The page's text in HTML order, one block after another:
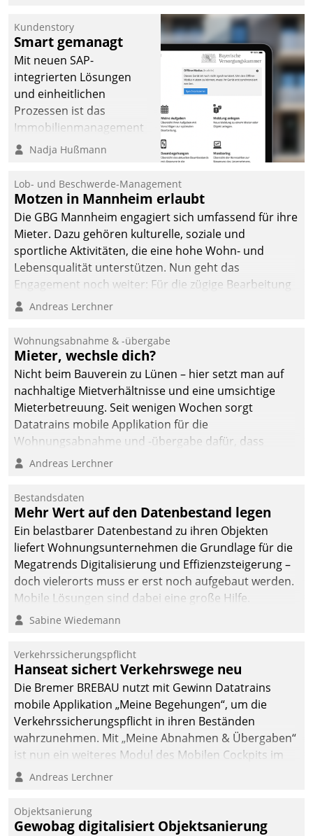
Kundenstory
Smart gemanagt
Mit neuen SAP-
integrierten Lösungen
und einheitlichen
Prozessen ist das
Immobilienmanagement
der Bayerischen
Ressort Kapitalanlage für
künftige Aufgaben und
Herausforderungen
gerüstet.
Nadja Hußmann
Lob- und Beschwerde-Management
Motzen in Mannheim erlaubt
Die GBG Mannheim engagiert sich umfassend für ihre
Mieter. Dazu gehören kulturelle, soziale und
sportliche Aktivitäten, die eine hohe Wohn- und
Lebensqualität unterstützen. Nun geht das
Engagement noch weiter: Für die zügige Bearbeitung
von Beschwerden – oder Lob – richtet das
und Beschwerde-Management einen eigenen Kanal
ein.
Andreas Lerchner
Wohnungsabnahme & -übergabe
Mieter, wechsle dich?
Nicht beim Bauverein zu Lünen – hier setzt man auf
nachhaltige Mietverhältnisse und eine umsichtige
Mieterbetreuung. Seit wenigen Wochen sorgt
Datatrains mobile Applikation für die
Wohnungsabnahme und -übergabe dafür, dass
Mieter wohlgeordnet kommen und, so es sein muss,
Andreas Lerchner
Bestandsdaten
Mehr Wert auf den Datenbestand legen
Ein belastbarer Datenbestand zu ihren Objekten
liefert Wohnungsunternehmen die Grundlage für die
Megatrends Digitalisierung und Effizienzsteigerung –
doch vielerorts muss er erst noch aufgebaut werden.
Mobile Lösungen sind dabei eine große Hilfe.
Sabine Wiedemann
Verkehrssicherungspflicht
Hanseat sichert Verkehrswege neu
Die Bremer BREBAU nutzt mit Gewinn Datatrains
mobile Applikation „Meine Begehungen“, um die
Verkehrssicherungspflicht in ihren Beständen
wahrzunehmen. Mit „Meine Abnahmen & Übergaben“
ist nun ein weiteres Modul des Mobilen Cockpits im
Einsatz.
Andreas Lerchner
Objektsanierung
Gewobag digitalisiert Objektsanierung